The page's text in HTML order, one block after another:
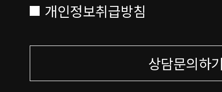
개인정보취급방침
상담문의하